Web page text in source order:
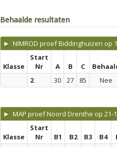
Behaalde resultaten
► NIMROD proef Biddinghuizen op
Klasse
Start
Nr
A B C
2
30 27 85 Nee
► MAP proef Noord Drenthe op 21-
Klasse
Start
Nr
B1 B2 B3 B4